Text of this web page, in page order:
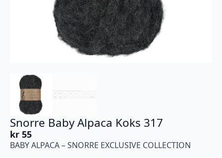
Snorre Baby Alpaca Koks 317
kr 55
BABY ALPACA – SNORRE EXCLUSIVE COLLECTION